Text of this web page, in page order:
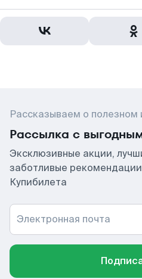
Рассказываем о полезном
Рассылка с
Эксклюзивные акции,
заботливые
Купибилета
Электронная почта